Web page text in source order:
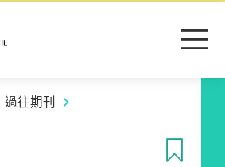
目
過往期刊